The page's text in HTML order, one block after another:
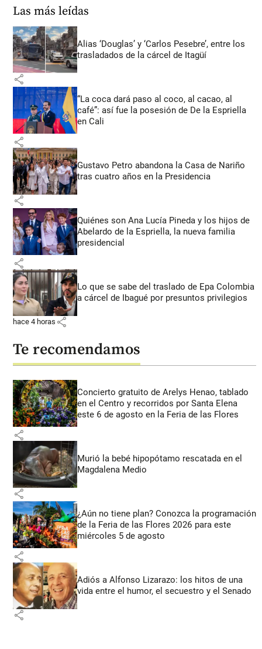
Las más leídas
Alias ‘Douglas’ y ‘Carlos Pesebre’, entre los
trasladados de la cárcel de Itagüí
share
“La coca dará paso al coco, al cacao, al
café”: así fue la posesión de De la Espriella
en Cali
share
Gustavo Petro abandona la Casa de Nariño
tras cuatro años en la Presidencia
share
Quiénes son Ana Lucía Pineda y los hijos de
Abelardo de la Espriella, la nueva familia
presidencial
share
Lo que se sabe del traslado de Epa Colombia
a cárcel de Ibagué por presuntos privilegios
hace 4 horas share
Te recomendamos
Concierto gratuito de Arelys Henao, tablado
en el Centro y recorridos por Santa Elena
este 6 de agosto en la Feria de las Flores
share
Murió la bebé hipopótamo rescatada en el
Magdalena Medio
share
¿Aún no tiene plan? Conozca la programación
de la Feria de las Flores 2026 para este
miércoles 5 de agosto
share
Adiós a Alfonso Lizarazo: los hitos de una
vida entre el humor, el secuestro y el Senado
share